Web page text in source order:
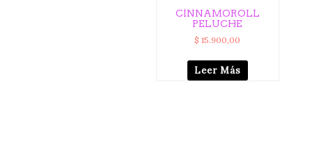
CINNAMOROLL
PELUCHE
$ 15.900,00
Leer Más